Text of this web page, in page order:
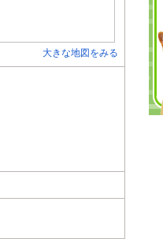
大きな地図をみる